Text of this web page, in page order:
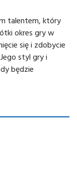
talentem, który
okres gry w
się i zdobycie
styl gry i
będzie